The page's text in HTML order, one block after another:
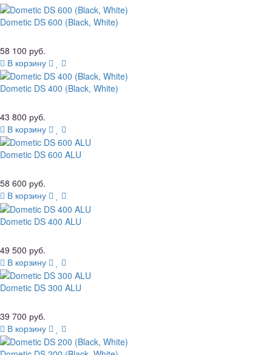
Dometic DS 600 (Black, White)
58 100 руб.
В корзину
Dometic DS 400 (Black, White)
43 800 руб.
В корзину
Dometic DS 600 ALU
58 600 руб.
В корзину
Dometic DS 400 ALU
49 500 руб.
В корзину
Dometic DS 300 ALU
39 700 руб.
В корзину